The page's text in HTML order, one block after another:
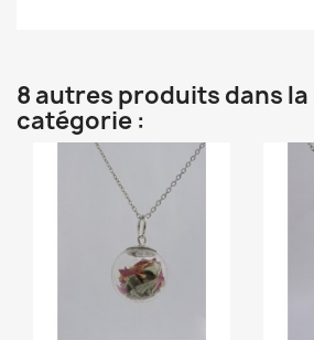
8 autres produits dans la
catégorie :